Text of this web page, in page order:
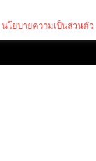
นโยบายความเป็นส่วนตัว